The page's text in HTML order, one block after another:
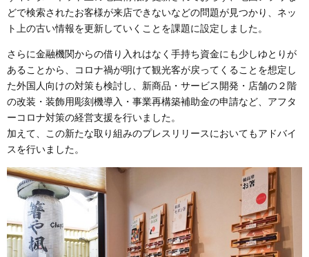
どで検索されたお客様が来店できないなどの問題が見つかり、ネッ
ト上の古い情報を更新していくことを課題に設定しました。
さらに金融機関からの借り入れはなく手持ち資金にも少しゆとりが
あることから、コロナ禍が明けて観光客が戻ってくることを想定し
た外国人向けの対策も検討し、新商品・サービス開発・店舗の２階
の改装・装飾用彫刻機導入・事業再構築補助金の申請など、アフタ
ーコロナ対策の経営支援を行いました。
加えて、この新たな取り組みのプレスリリースにおいてもアドバイ
スを行いました。